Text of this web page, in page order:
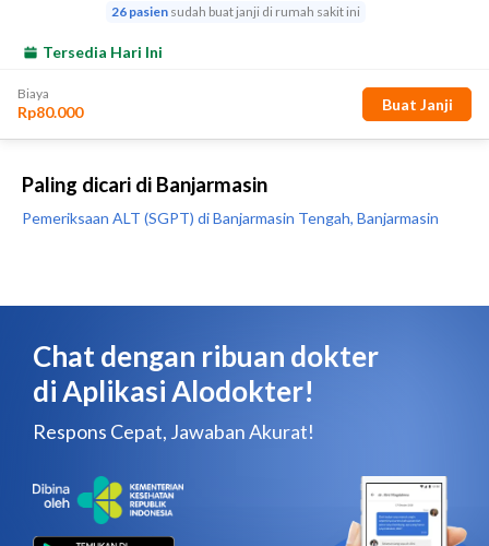
Paling dicari di Banjarmasin
Pemeriksaan ALT (SGPT) di Banjarmasin Tengah, Banjarmasin